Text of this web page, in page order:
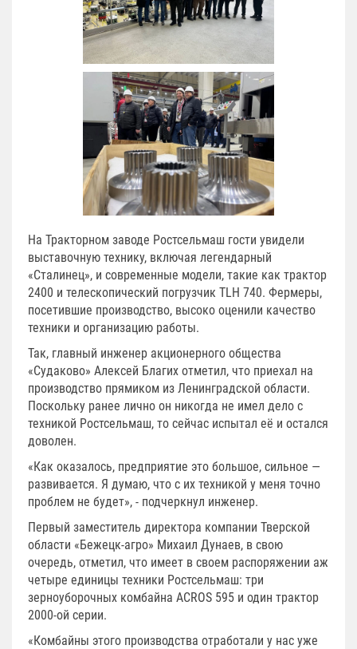
На Тракторном заводе Ростсельмаш гости увидели
выставочную технику, включая легендарный
«Сталинец», и современные модели, такие как трактор
2400 и телескопический погрузчик TLH 740. Фермеры,
посетившие производство, высоко оценили качество
техники и организацию работы.
Так, главный инженер акционерного общества
«Судаково» Алексей Благих отметил, что приехал на
производство прямиком из Ленинградской области.
Поскольку ранее лично он никогда не имел дело с
техникой Ростсельмаш, то сейчас испытал её и остался
доволен.
«Как оказалось, предприятие это большое, сильное —
развивается. Я думаю, что с их техникой у меня точно
проблем не будет», - подчеркнул инженер.
Первый заместитель директора компании Тверской
области «Бежецк-агро» Михаил Дунаев, в свою
очередь, отметил, что имеет в своем распоряжении аж
четыре единицы техники Ростсельмаш: три
зерноуборочных комбайна ACROS 595 и один трактор
2000-ой серии.
«Комбайны этого производства отработали у нас уже